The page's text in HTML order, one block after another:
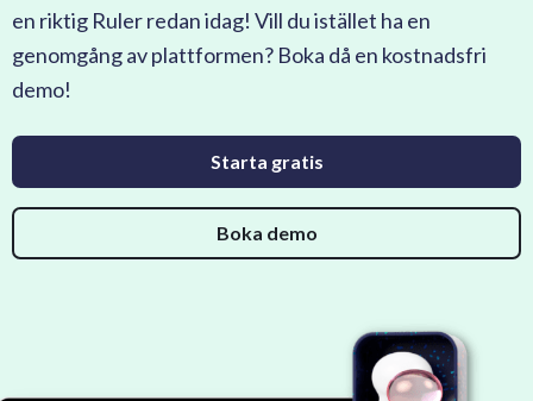
en riktig Ruler redan idag! Vill du istället ha en
genomgång av plattformen? Boka då en kostnadsfri
demo!
Starta gratis
Boka demo